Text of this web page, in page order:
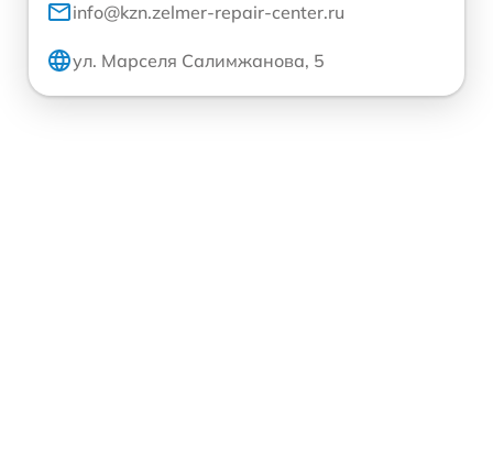
info@kzn.zelmer-repair-center.ru
ул. Марселя Салимжанова, 5